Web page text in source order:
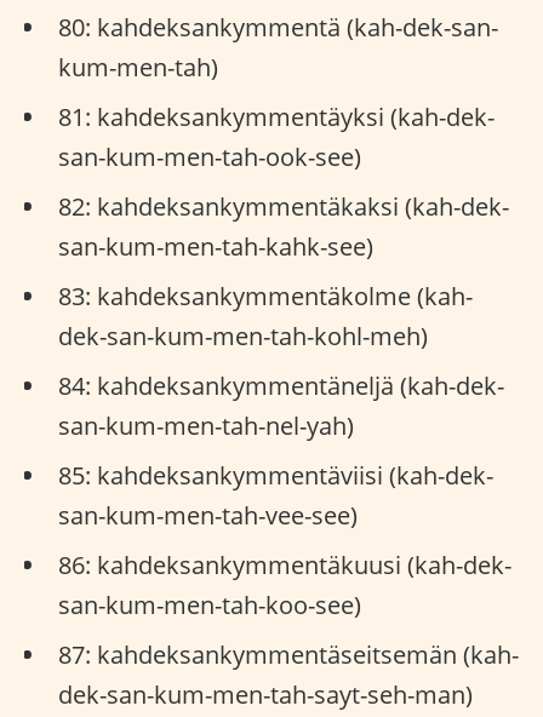
80: kahdeksankymmentä (kah-dek-san-
kum-men-tah)
81: kahdeksankymmentäyksi (kah-dek-
san-kum-men-tah-ook-see)
82: kahdeksankymmentäkaksi (kah-dek-
san-kum-men-tah-kahk-see)
83: kahdeksankymmentäkolme (kah-
dek-san-kum-men-tah-kohl-meh)
84: kahdeksankymmentäneljä (kah-dek-
san-kum-men-tah-nel-yah)
85: kahdeksankymmentäviisi (kah-dek-
san-kum-men-tah-vee-see)
86: kahdeksankymmentäkuusi (kah-dek-
san-kum-men-tah-koo-see)
87: kahdeksankymmentäseitsemän (kah-
dek-san-kum-men-tah-sayt-seh-man)